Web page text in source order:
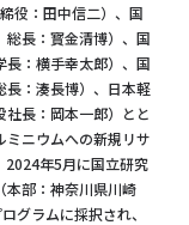
役：田中信二）、国
総長：寳金清博）、国
長：横手幸太郎）、国
長：湊長博）、日本軽
長：岡本一郎）とと
ミニウムへの新規リサ
2024年5月に国立研究
本部：神奈川県川崎
グラムに採択され、